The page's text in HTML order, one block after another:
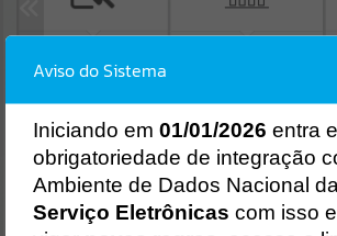
Resultados para""
Aviso do Sistema
Iniciando em 01/01/2026 entra
obrigatoriedade de integração
Ambiente de Dados Nacional
Serviço Eletrônicas com isso
Erro
Gerenciamento do Sistema
CÓDIGO DA
Ocorreu um erro de script:
Uncaught SyntaxError: Unexpected token '('
https://camponovo.atende.net/cidadao/pagina/